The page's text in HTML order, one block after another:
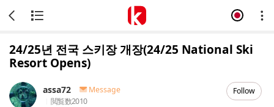
24/25년 전국 스키장 개장(24/25 National Ski
Resort Opens)
assa72
Message
閲覧数2010
Follow